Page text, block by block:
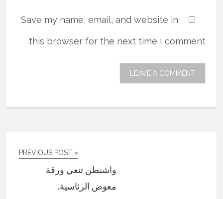
Save my name, email, and website in
this browser for the next time I comment.
« PREVIOUS POST
واشنطن تنعي ورقة
معوض الرئاسية.